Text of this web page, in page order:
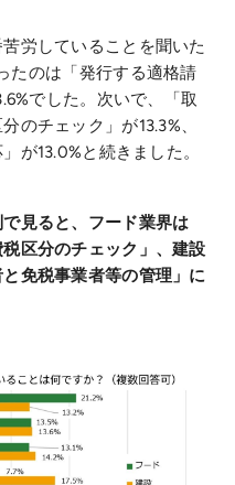
労していることを聞いた
たのは「発行する適格請
でした。次いで、「取
のチェック」が13.3%、
が13.0%と続きました。
見ると、フード業界は
区分のチェック」、建設
免税事業者等の管理」に